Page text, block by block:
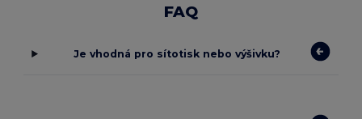
FAQ
Je vhodná pro sítotisk nebo výšivku?